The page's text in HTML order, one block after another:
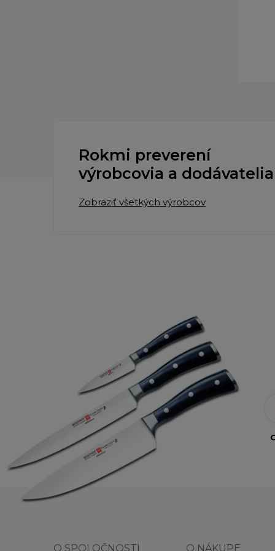
Rokmi preverení
výrobcovia a dodávatelia
Zobraziť všetkých výrobcov
O SPOLOČNOSTI O NÁKUPE